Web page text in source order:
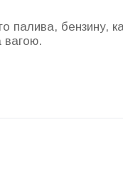
палива, бензину,
вагою.